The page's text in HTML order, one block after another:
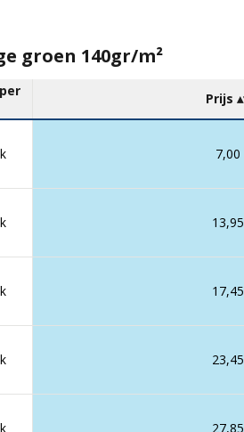
groen 140gr/m²
Prijs
7,00
13,95
17,45
23,45
27,85